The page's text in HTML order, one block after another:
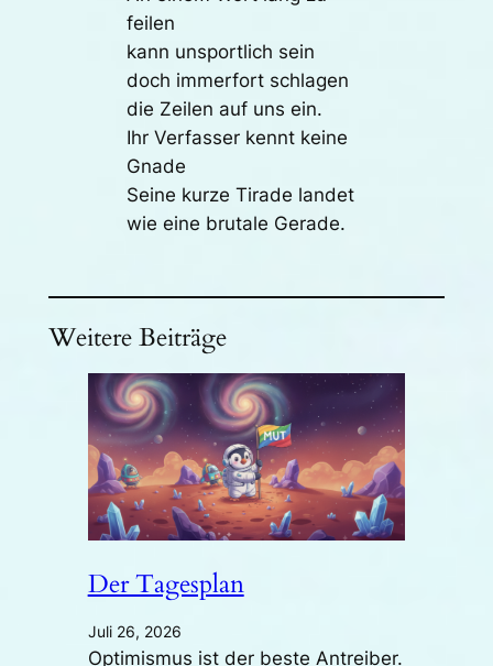
feilen
kann unsportlich sein
doch immerfort schlagen
die Zeilen auf uns ein.
Ihr Verfasser kennt keine
Gnade
Seine kurze Tirade landet
wie eine brutale Gerade.
Weitere Beiträge
Der Tagesplan
Juli 26, 2026
Optimismus ist der beste Antreiber.